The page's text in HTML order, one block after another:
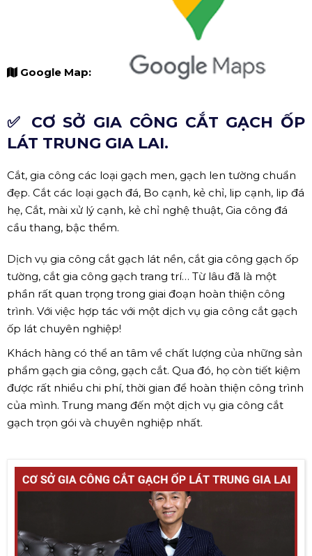
Google Map:
✅ CƠ SỞ GIA CÔNG CẮT GẠCH ỐP
LÁT TRUNG GIA LAI.
Cắt, gia công các loại gạch men, gạch len tường chuẩn
đẹp. Cắt các loại gạch đá, Bo cạnh, kẻ chỉ, lip cạnh, lip đá
hẹ, Cắt, mài xử lý cạnh, kẻ chỉ nghệ thuật, Gia công đá
cầu thang, bậc thềm.
Dịch vụ gia công cắt gạch lát nền, cắt gia công gạch ốp
tường, cắt gia công gạch trang trí… Từ lâu đã là một
phần rất quan trọng trong giai đoạn hoàn thiện công
trình. Với việc hợp tác với một dịch vụ gia công cắt gạch
ốp lát chuyên nghiệp!
Khách hàng có thể an tâm về chất lượng của những sản
phẩm gạch gia công, gạch cắt. Qua đó, họ còn tiết kiệm
được rất nhiều chi phí, thời gian để hoàn thiện công trình
của mình. Trung mang đến một dịch vụ gia công cắt
gạch trọn gói và chuyên nghiệp nhất.